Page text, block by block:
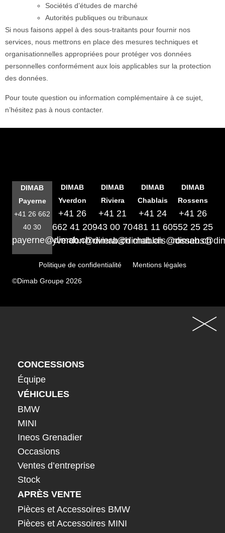
Sociétés d’études de marché
Autorités publiques ou tribunaux
Si nous faisons appel à des sous-traitants pour fournir nos
services, nous mettrons en place des mesures techniques et
organisationnelles appropriées pour protéger vos données
personnelles conformément aux lois applicables sur la protection
des données.
Pour toute question ou information complémentaire à ce sujet,
n’hésitez pas à nous contacter.
DIMAB
Payerne
+41 26 662
40 30
payerne@dimab.ch
DIMAB
Yverdon
+41 26
662 41 20
yverdon@dimab.ch
DIMAB
Riviera
+41 21
943 00 70
riviera@dimab.ch
DIMAB
Chablais
+41 24
481 11 60
chablais@dimab.ch
DIMAB
Rossens
+41 26
552 25 25
Politique de confidentialité
Mentions légales
©Dimab Groupe 2026
CONCESSIONS
Équipe
VÉHICULES
BMW
MINI
Ineos Grenadier
Occasions
Ventes d’entreprise
Stock
APRÈS VENTE
Pièces et Accessoires BMW
Pièces et Accessoires MINI